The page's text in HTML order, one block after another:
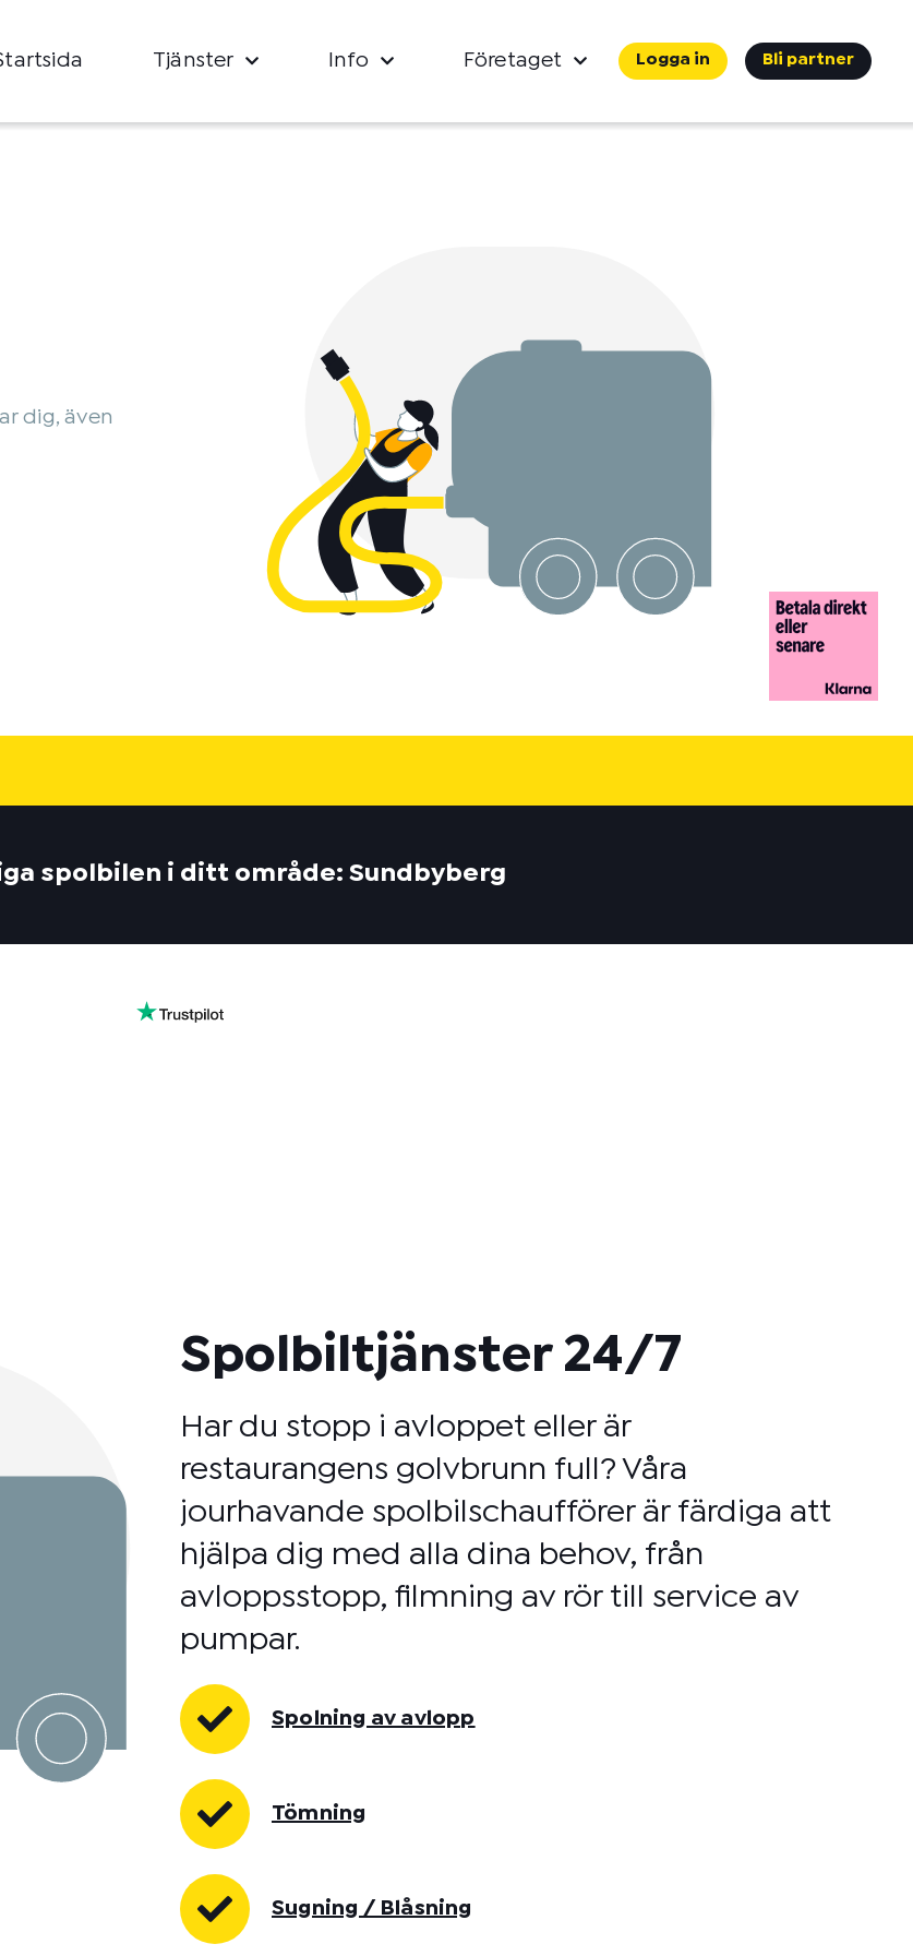
Tjänster Info Företaget Logga in Bli partner
dig, även
spolbilen i ditt område: Sundbyberg
Spolbiltjänster 24/7
Har du stopp i avloppet eller är
restaurangens golvbrunn full? Våra
jourhavande spolbilschaufförer är färdiga att
hjälpa dig med alla dina behov, från
avloppsstopp, filmning av rör till service av
pumpar.
Spolning av avlopp
Tömning
Sugning / Blåsning